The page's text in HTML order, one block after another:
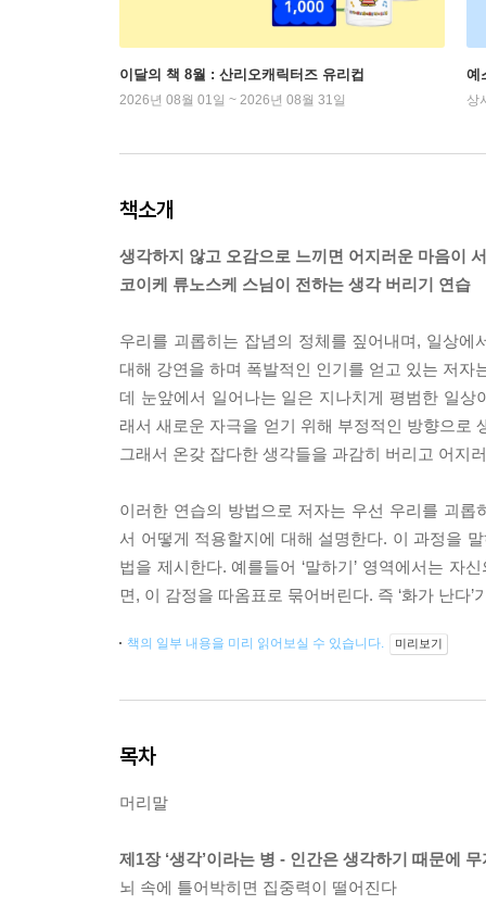
이달의 책 8월 : 산리오캐릭터즈 유리컵
2026년 08월 01일 ~ 2026년 08월 31일
예
상
책소개
생각하지 않고 오감으로 느끼면 어지러운 마음이
코이케 류노스케 스님이 전하는 생각 버리기 연습
우리를 괴롭히는 잡념의 정체를 짚어내며, 일상
대해 강연을 하며 폭발적인 인기를 얻고 있는 저
데 눈앞에서 일어나는 일은 지나치게 평범한 일
래서 새로운 자극을 얻기 위해 부정적인 방향으로
그래서 온갖 잡다한 생각들을 과감히 버리고 어지
이러한 연습의 방법으로 저자는 우선 우리를 괴
서 어떻게 적용할지에 대해 설명한다. 이 과정을
법을 제시한다. 예를들어 ‘말하기’ 영역에서는 자
면, 이 감정을 따옴표로 묶어버린다. 즉 ‘화가 난다
책의 일부 내용을 미리 읽어보실 수 있습니다. 미리보기
목차
머리말
제1장 ‘생각’이라는 병 - 인간은 생각하기 때문에
뇌 속에 틀어박히면 집중력이 떨어진다